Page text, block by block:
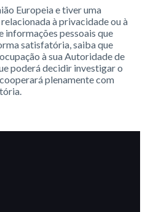
Europeia e tiver uma
à privacidade ou à
informações pessoais que
satisfatória, saiba que
à sua Autoridade de
poderá decidir investigar o
plenamente com